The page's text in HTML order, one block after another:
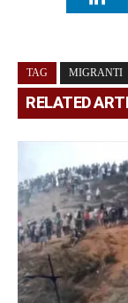
TAG MIGRANTI
RELATED